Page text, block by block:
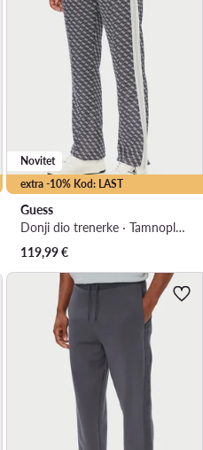
extra -10% Kod: LAST
Novitet
Guess
Donji dio trenerke · Tamnoplava · Regular Fit
119,99€